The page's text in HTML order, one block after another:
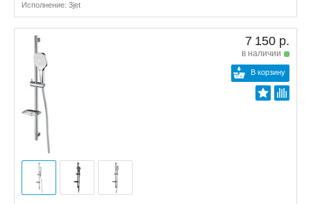
Исполнение: 3jet
7 150 р.
в наличии
В корзину